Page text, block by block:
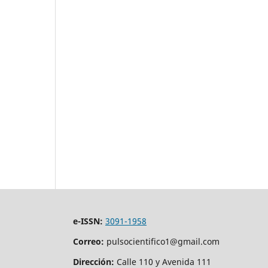
e-ISSN: 3091-1958
Correo: pulsocientifico1@gmail.com
Dirección: Calle 110 y Avenida 111